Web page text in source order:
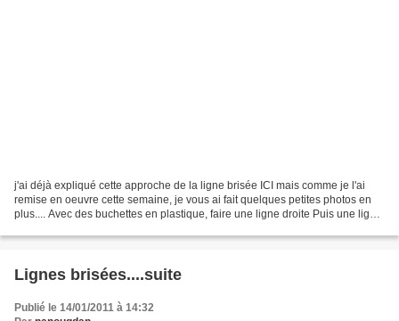
j'ai déjà expliqué cette approche de la ligne brisée ICI mais comme je l'ai
remise en oeuvre cette semaine, je vous ai fait quelques petites photos en
plus.... Avec des buchettes en plastique, faire une ligne droite Puis une ligne
Lignes brisées....suite
Publié le 14/01/2011 à 14:32